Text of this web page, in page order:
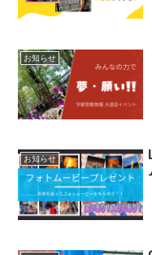
お知らせ
お知らせ